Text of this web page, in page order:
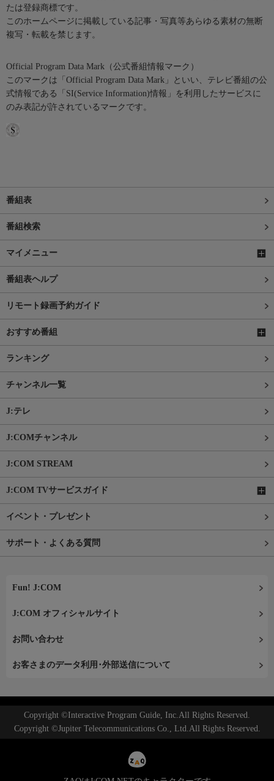
たは登録商標です。
このホームページに掲載している記事・写真等あらゆる素材の無断
複写・転載を禁じます。
Official Program Data Mark（公式番組情報マーク）
このマークは「Official Program Data Mark」といい、テレビ番組の公
式情報である「SI(Service Information)情報」を利用したサービスに
のみ表記が許されているマークです。
番組表
番組検索
マイメニュー
番組表ヘルプ
リモート録画予約ガイド
おすすめ番組
ランキング
チャンネル一覧
J:テレ
J:COMチャンネル
J:COM STREAM
J:COM TVサービスガイド
イベント・プレゼント
サポート・よくある質問
Fun! J:COM
J:COM オフィシャルサイト
お問い合わせ
お客さまのデータ利用･外部送信について
Copyright ©Interactive Program Guide, Inc.All Rights Reserved.
Copyright ©Jupiter Telecommunications Co., Ltd.All Rights Reserved.